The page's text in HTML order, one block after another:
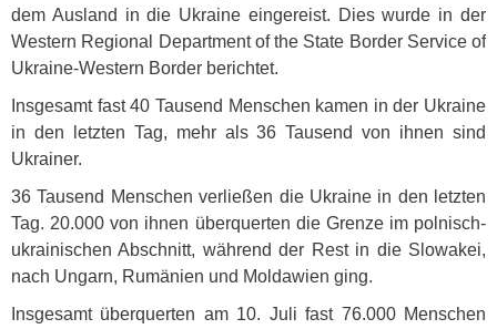
dem Ausland in die Ukraine eingereist. Dies wurde in der
Western Regional Department of the State Border Service of
Ukraine-Western Border berichtet.
Insgesamt fast 40 Tausend Menschen kamen in der Ukraine
in den letzten Tag, mehr als 36 Tausend von ihnen sind
Ukrainer.
36 Tausend Menschen verließen die Ukraine in den letzten
Tag. 20.000 von ihnen überquerten die Grenze im polnisch-
ukrainischen Abschnitt, während der Rest in die Slowakei,
nach Ungarn, Rumänien und Moldawien ging.
Insgesamt überquerten am 10. Juli fast 76.000 Menschen